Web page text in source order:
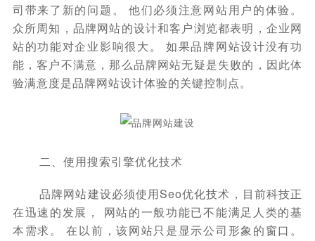
司带来了新的问题。 他们必须注意网站用户的体验。
众所周知，品牌网站的设计和客户浏览都表明，企业网
站的功能对企业影响很大。 如果品牌网站设计没有功
能，客户不满意，那么品牌网站无疑是失败的，因此体
验满意度是品牌网站设计体验的关键控制点。
二、使用搜索引擎优化技术
品牌网站建设必须使用Seo优化技术，目前科技正
在迅速的发展， 网站的一般功能已不能满足人类的基
本需求。 在以前，该网站只是显示公司形象的窗口。